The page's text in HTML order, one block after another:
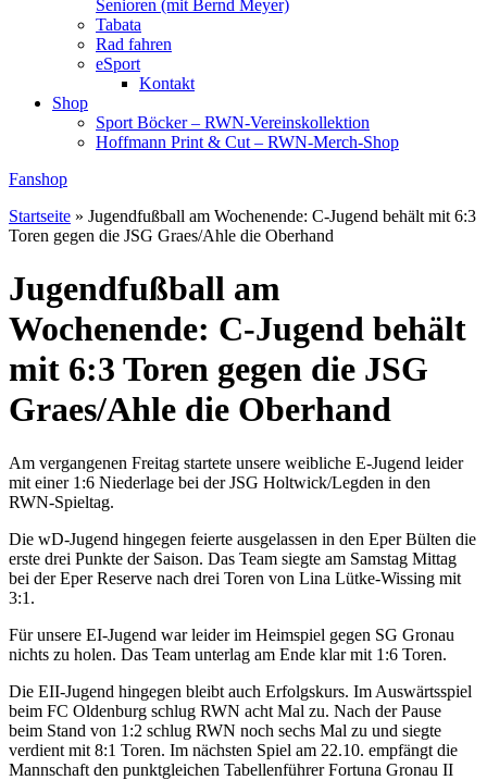
Senioren (mit Bernd Meyer)
Tabata
Rad fahren
eSport
Kontakt
Shop
Sport Böcker – RWN-Vereinskollektion
Hoffmann Print & Cut – RWN-Merch-Shop
Fanshop
Startseite » Jugendfußball am Wochenende: C-Jugend behält mit 6:3
Toren gegen die JSG Graes/Ahle die Oberhand
Jugendfußball am
Wochenende: C-Jugend behält
mit 6:3 Toren gegen die JSG
Graes/Ahle die Oberhand
Am vergangenen Freitag startete unsere weibliche E-Jugend leider
mit einer 1:6 Niederlage bei der JSG Holtwick/Legden in den
RWN-Spieltag.
Die wD-Jugend hingegen feierte ausgelassen in den Eper Bülten die
erste drei Punkte der Saison. Das Team siegte am Samstag Mittag
bei der Eper Reserve nach drei Toren von Lina Lütke-Wissing mit
3:1.
Für unsere EI-Jugend war leider im Heimspiel gegen SG Gronau
nichts zu holen. Das Team unterlag am Ende klar mit 1:6 Toren.
Die EII-Jugend hingegen bleibt auch Erfolgskurs. Im Auswärtsspiel
beim FC Oldenburg schlug RWN acht Mal zu. Nach der Pause
beim Stand von 1:2 schlug RWN noch sechs Mal zu und siegte
verdient mit 8:1 Toren. Im nächsten Spiel am 22.10. empfängt die
Mannschaft den punktgleichen Tabellenführer Fortuna Gronau II